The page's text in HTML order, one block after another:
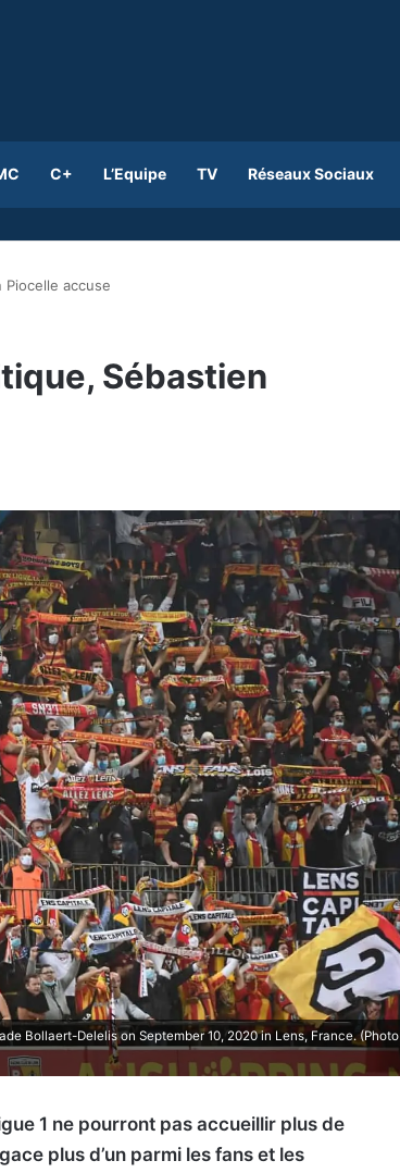
C+ L’Equipe TV Réseaux Sociaux
Piocelle accuse
Sébastien
Bollaert-Delelis on September 10, 2020 in Lens, France. (Photo
1 ne pourront pas accueillir plus de
plus d’un parmi les fans et les